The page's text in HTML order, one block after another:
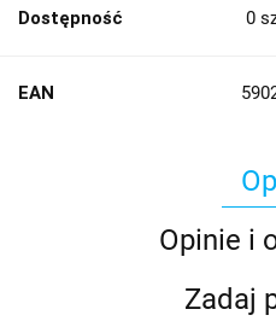
Dostępność 0
EAN
Opinie i
Zadaj